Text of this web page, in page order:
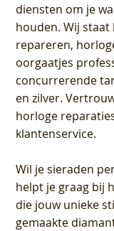
diensten om je
houden. Wij
repareren,
oorgaatjes
concurrerende
en zilver.
horloge
klantenservice.
Wil je sieraden
helpt je graag bij
die jouw unieke
gemaakte